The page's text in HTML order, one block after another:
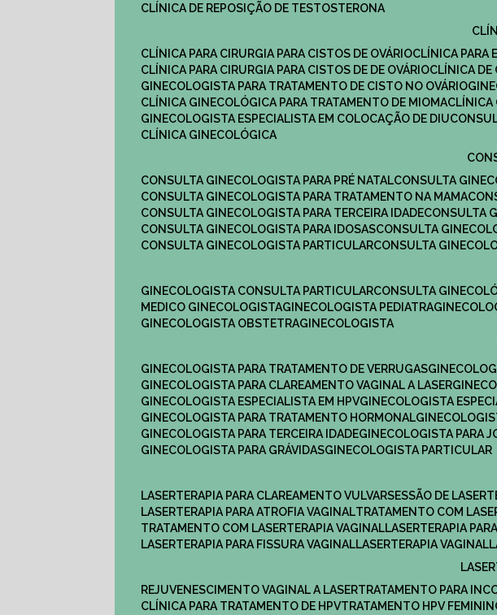
CLÍNICA DE REPOSIÇÃO DE TESTOSTERONA
CLÍNICA PARA CIRURGIA PARA CISTOS DE OVÁRIO
CLÍNICA
CLÍNICA PARA CIRURGIA PARA CISTOS DE DE OVÁRIO
CLÍNICA
GINECOLOGISTA PARA TRATAMENTO DE CISTO NO OVÁRIO
CLÍNICA GINECOLÓGICA PARA TRATAMENTO DE MIOMA
GINECOLOGISTA ESPECIALISTA EM COLOCAÇÃO DE DIU
CLÍNICA GINECOLÓGICA
CONSULTA GINECOLOGISTA PARA PRÉ NATAL
CONSULTA
CONSULTA GINECOLOGISTA PARA TRATAMENTO NA MAMA
CONSULTA GINECOLOGISTA PARA TERCEIRA IDADE
CONSULTA
CONSULTA GINECOLOGISTA PARA IDOSAS
CONSULTA
CONSULTA GINECOLOGISTA PARTICULAR
CONSULTA
GINECOLOGISTA CONSULTA PARTICULAR​
CONSULTA
MEDICO GINECOLOGISTA​
GINECOLOGISTA PEDIATRA​
GINECOLOGISTA OBSTETRA​
GINECOLOGISTA
GINECOLOGISTA PARA TRATAMENTO DE VERRUGAS
GINECOLOGISTA PARA CLAREAMENTO VAGINAL A LASER
GINECOLOGISTA ESPECIALISTA EM HPV
GINECOLOGISTA
GINECOLOGISTA PARA TRATAMENTO HORMONAL
GINECOLOGISTA PARA TERCEIRA IDADE
GINECOLOGISTA PARA
GINECOLOGISTA PARA GRÁVIDAS
GINECOLOGISTA PARTICULAR
LASERTERAPIA PARA CLAREAMENTO VULVAR
SESSÃO DE
LASERTERAPIA PARA ATROFIA VAGINAL
TRATAMENTO COM
TRATAMENTO COM LASERTERAPIA​ VAGINAL LASERTERAPIA
LASERTERAPIA PARA FISSURA VAGINAL​ LASERTERAPIA VAGINAL​
REJUVENESCIMENTO VAGINAL A LASER
TRATAMENTO PARA
CLÍNICA PARA TRATAMENTO DE HPV
TRATAMENTO HPV